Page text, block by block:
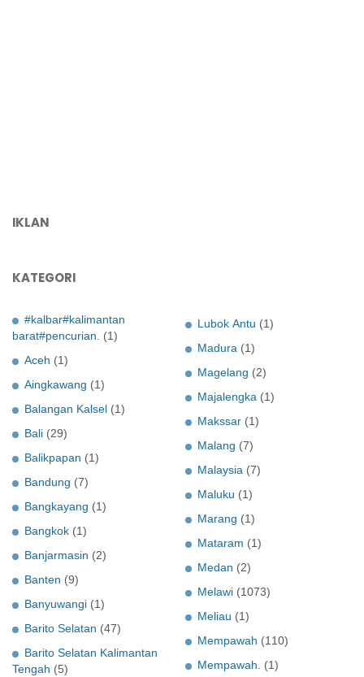
IKLAN
KATEGORI
#kalbar#kalimantan
barat#pencurian. (1)
Aceh (1)
Aingkawang (1)
Balangan Kalsel (1)
Bali (29)
Balikpapan (1)
Bandung (7)
Bangkayang (1)
Bangkok (1)
Banjarmasin (2)
Banten (9)
Banyuwangi (1)
Barito Selatan (47)
Barito Selatan Kalimantan
Tengah (5)
Lubok Antu (1)
Madura (1)
Magelang (2)
Majalengka (1)
Makssar (1)
Malang (7)
Malaysia (7)
Maluku (1)
Marang (1)
Mataram (1)
Medan (2)
Melawi (1073)
Meliau (1)
Mempawah (110)
Mempawah. (1)